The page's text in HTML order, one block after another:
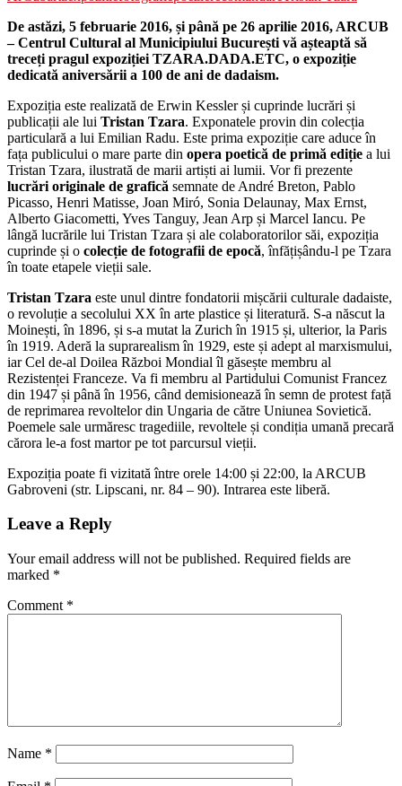
De astăzi, 5 februarie 2016, și până pe 26 aprilie 2016, ARCUB
– Centrul Cultural al Municipiului București vă așteaptă să
treceți pragul expoziției TZARA.DADA.ETC, o expoziție
dedicată aniversării a 100 de ani de dadaism.
Expoziția este realizată de Erwin Kessler și cuprinde lucrări și
publicații ale lui Tristan Tzara. Exponatele provin din colecția
particulară a lui Emilian Radu. Este prima expoziție care aduce în
fața publicului o mare parte din opera poetică de primă ediție a lui
Tristan Tzara, ilustrată de marii artiști ai lumii. Vor fi prezente
lucrări originale de grafică semnate de André Breton, Pablo
Picasso, Henri Matisse, Joan Miró, Sonia Delaunay, Max Ernst,
Alberto Giacometti, Yves Tanguy, Jean Arp și Marcel Iancu. Pe
lângă lucrările lui Tristan Tzara și ale colaboratorilor săi, expoziția
cuprinde și o colecție de fotografii de epocă, înfățișându-l pe Tzara
în toate etapele vieții sale.
Tristan Tzara este unul dintre fondatorii mișcării culturale dadaiste,
o revoluție a secolului XX în arte plastice și literatură. S-a născut la
Moinești, în 1896, și s-a mutat la Zurich în 1915 și, ulterior, la Paris
în 1919. Aderă la suprarealism în 1929, este și adept al marxismului,
iar Cel de-al Doilea Război Mondial îl găsește membru al
Rezistenței Franceze. Va fi membru al Partidului Comunist Francez
din 1947 și până în 1956, când demisionează în semn de protest față
de reprimarea revoltelor din Ungaria de către Uniunea Sovietică.
Poemele sale urmăresc tragediile, revoltele și condiția umană precară
cărora le-a fost martor pe tot parcursul vieții.
Expoziția poate fi vizitată între orele 14:00 și 22:00, la ARCUB
Gabroveni (str. Lipscani, nr. 84 – 90). Intrarea este liberă.
Leave a Reply
Your email address will not be published. Required fields are
marked *
Comment *
Name *